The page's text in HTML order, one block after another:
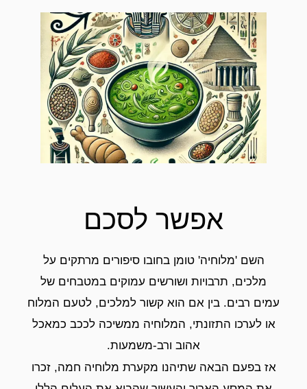
אפשר לסכם
השם 'מלוחיה' טומן בחובו סיפורים מרתקים על
מלכים, תרבויות ושורשים עמוקים במטבחים של
עמים רבים. בין אם הוא קשור למלכים, לטעם המלוח
או לערכו התזונתי, המלוחיה ממשיכה לככב כמאכל
אהוב ורב-משמעות.
אז בפעם הבאה שתיהנו מקערת מלוחיה חמה, זכרו